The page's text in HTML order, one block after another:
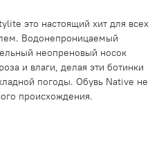
это настоящий хит для всех
Водонепроницаемый
неопреновый носок
и влаги, делая эти ботинки
погоды. Обувь Native не
происхождения.